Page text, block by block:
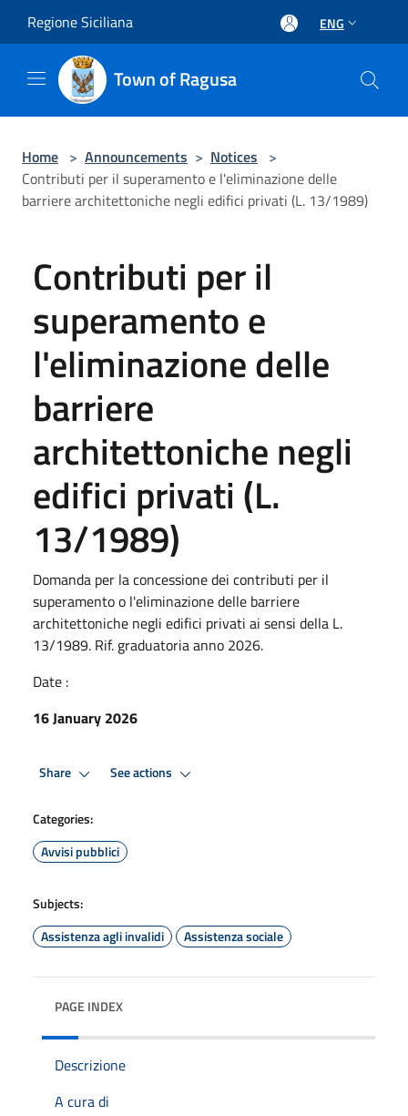
Regione Siciliana ENG
Town of Ragusa
Home > Announcements > Notices >
Contributi per il superamento e l'eliminazione delle
barriere architettoniche negli edifici privati (L. 13/1989)
Contributi per il
superamento e
l'eliminazione delle
barriere
architettoniche negli
edifici privati (L.
13/1989)
Domanda per la concessione dei contributi per il
superamento o l'eliminazione delle barriere
architettoniche negli edifici privati ai sensi della L.
13/1989. Rif. graduatoria anno 2026.
Date :
16 January 2026
Share See actions
Categories:
Avvisi pubblici
Subjects:
Assistenza agli invalidi
Assistenza sociale
PAGE INDEX
Descrizione
A cura di